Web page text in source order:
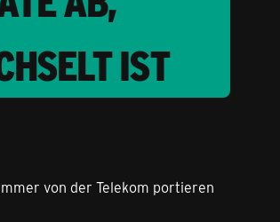
IST
von der Telekom portieren